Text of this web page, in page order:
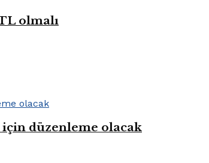
olmalı
için düzenleme olacak